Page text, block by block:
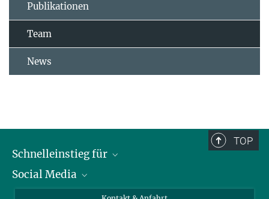
Publikationen
Team
News
TOP
Schnelleinstieg für
Journalist*innen
Social Media